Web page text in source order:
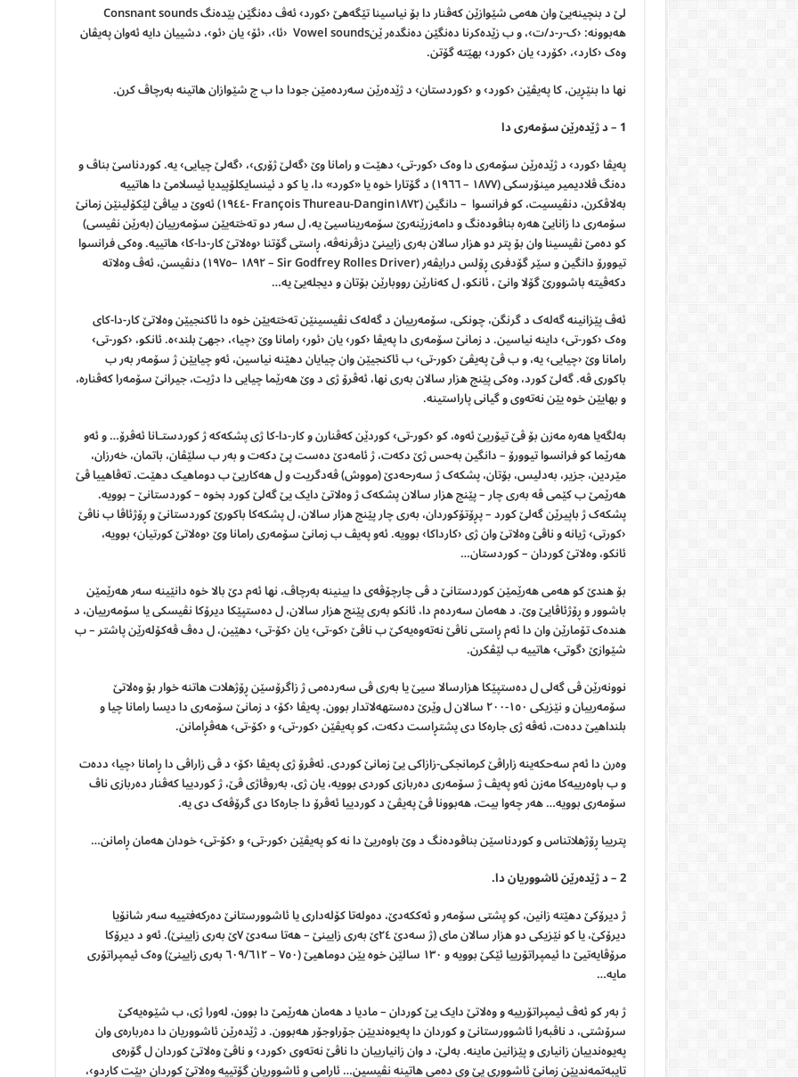
لێ د بنچینەیێ وان هەمی شێوازێن کەڤنار دا بۆ نیاسینا تێگەهێ ‹کورد› ئەڤ دەنگێن بێدەنگ Consnant sounds
هەبوونە: ‹ک-ر-د/ت›، و ب زێدەکرنا دەنگێن دەنگدەر ێنVowel sounds ‹ئا›، ‹ئۆ› یان ‹ئو›، دشییان دایە ئەوان پەیڤان
وەک ‹کارد›، ‹کۆرد› یان ‹کورد› بهێتە گۆتن.
نها دا بنێڕین، کا پەیڤێن ‹کورد› و ‹کوردستان› د ژێدەرێن سەردەمێن جودا دا ب چ شێوازان هاتینە بەرچاڤ کرن.
1 – دژێدەرێنسۆمەریدا
پەیڤا ‹کورد› د ژێدەرێن سۆمەری دا وەک ‹کور-تی› دهێت و رامانا وێ ‹گەلێ ژۆری›، ‹گەلێ چیایی› یە. کوردناسێ بناڤ و
دەنگ ڤلادیمیر مینۆرسکی (١٨٧٧ – ١٩٦٦) د گۆتارا خوە یا «کورد» دا، یا کو د ئینسایکلۆپیدیا ئیسلامێ دا هاتییە
بەلاڤکرن، دنڤیسیت، کو فرانسوا – دانگین (François Thureau-Dangin١٨٧٢ -١٩٤٤) ئەوێ د بیاڤێ لێکۆلینێن زمانێ
سۆمەری دا زانایێ هەرە بناڤودەنگ و دامەزرێنەرێ سۆمەریناسیێ یە، ل سەر دو تەختەیێن سۆمەرییان (بەرێن نڤیسی)
کو دەمێ نڤیسینا وان بۆ پتر دو هزار سالان بەری زایینێ دزڤرنەڤە، ڕاستی گۆتنا ‹وەلاتێ کار-دا-کا› هاتییە. وەکى فرانسوا
تیوورۆ دانگین و سێر گۆدفری ڕۆلس درایڤەر (Sir Godfrey Rolles Driver – ١٨٩٢ –١٩٧٥) دنڤیسن، ئەڤ وەلاتە
دکەڤیتە باشوورێ گۆلا وانێ ، ئانکو، ل کەنارێن رووبارێن بۆتان و دیجلەیێ یە…
ئەڤ پێزانینە گەلەک د گرنگن، چونکی، سۆمەرییان د گەلەک نڤیسینێن تەختەیێن خوە دا ئاکنجیێن وەلاتێ کار-دا-کای
وەک ‹کور-تی› داینە نیاسین. د زمانێ سۆمەری دا پەیڤا ‹کور› یان ‹ئور› رامانا وێ ‹چیا›، ‹جهێ بلند›ە. ئانکو، ‹کور-تی›
رامانا وێ ‹چیایی› یە، و ب ڤێ پەیڤێ ‹کور-تی› ب ئاکنجیێن وان چیایان دهێنە نیاسین، ئەو چیایێن ژ سۆمەر بەر ب
باکوری ڤە. گەلێ کورد، وەکی پێنج هزار سالان بەری نها، ئەڤرۆ ژی د وێ هەرێما چیایی دا دژیت، جیرانێ سۆمەرا کەڤنارە،
و بهایێن خوە یێن نەتەوی و گیانی پاراستینە.
بەلگەیا هەرە مەزن بۆ ڤێ تیۆریێ ئەوە، کو ‹کور-تی› کوردێن کەڤنارن و کار-دا-کا ژی پشکەکە ژ کوردستـانا ئەڤرۆ… و ئەو
هەرێما کو فرانسوا تیوورۆ – دانگین بەحس ژێ دکەت، ژ ئامەدێ دەست پێ دکەت و بەر ب سلێڤان، باتمان، خەرزان،
مێردین، جزیر، بەدلیس، بۆتان، پشکەک ژ سەرحەدێ (مووش) ڤەدگریت و ل هەکاریێ ب دوماهیک دهێت. تەڤاهییا ڤێ
هەرێمێ ب کێمی ڤە بەری چار – پێنج هزار سالان پشکەک ژ وەلاتێ دایک یێ گەلێ کورد بخوە – کوردستانێ – بوویە.
پشکەک ژ باپیرێن گەلێ کورد – پڕۆتۆکوردان، بەری چار پێنج هزار سالان، ل پشکەکا باکورێ کوردستانێ و ڕۆژئاڤا ب ناڤێ
‹کورتی› ژیانە و ناڤێ وەلاتێ وان ژی ‹کارداکا› بوویە. ئەو پەیڤ ب زمانێ سۆمەری رامانا وێ ‹وەلاتێ کورتیان› بوویە،
ئانکو، وەلاتێ کوردان – کوردستان…
بۆ هندێ کو هەمی هەرێمێن کوردستانێ د ڤی چارچۆڤەی دا بینینە بەرچاڤ، نها ئەم دێ بالا خوە دانێینە سەر هەرێمێن
باشوور و ڕۆژئاڤایێ وێ. د هەمان سەردەم دا، ئانکو بەری پێنج هزار سالان، ل دەستپێکا دیرۆکا نڤیسکی یا سۆمەرییان، د
هندەک تۆمارێن وان دا ئەم ڕاستی ناڤێ نەتەوەیەکێ ب ناڤێ ‹کو-تی› یان ‹کۆ-تی› دهێین، ل دەڤ ڤەکۆلەرێن پاشتر – ب
شێوازێ ‹گوتی› هاتییە ب لێڤکرن.
نوونەرێن ڤی گەلی ل دەستپێکا هزارسالا سیێ یا بەری ڤی سەردەمی ژ زاگرۆسێن ڕۆژهلات هاتنە خوار بۆ وەلاتێ
سۆمەرییان و نێزیکی ١٥٠-٢٠٠ سالان ل وێرێ دەستهەلاتدار بوون. پەیڤا ‹کۆ› د زمانێ سۆمەری دا دیسا رامانا چیا و
بلنداهیێ ددەت، ئەڤە ژی جارەکا دی پشتڕاست دکەت، کو پەیڤێن ‹کور-تی› و ‹کۆ-تی› هەڤڕامانن.
وەرن دا ئەم سەحکەینە زاراڤێ کرمانجکی-زازاکی یێ زمانێ کوردی. ئەڤرۆ ژی پەیڤا ‹کۆ› د ڤی زاراڤی دا ڕامانا ‹چیا› ددەت
و ب باوەرییەکا مەزن ئەو پەیڤ ژ سۆمەری دەربازی کوردی بوویە، یان ژی، بەروڤاژی ڤێ، ژ کوردییا کەڤنار دەربازی ناڤ
سۆمەری بوویە… هەر چەوا بیت، هەبوونا ڤێ پەیڤێ د کوردییا ئەڤرۆ دا جارەکا دی گرۆڤەک دی یە.
پترییا ڕۆژهلاتناس و کوردناسێن بناڤودەنگ د وێ باوەریێ دا نە کو پەیڤێن ‹کور-تی› و ‹کۆ-تی› خودان هەمان ڕامانن…
2 – دژێدەرێنئاشووریاندا.
ژ دیرۆکێ دهێتە زانین، کو پشتی سۆمەر و ئەککەدێ، دەولەتا کۆلەداری یا ئاشوورستانێ دەرکەفتییە سەر شانۆیا
دیرۆکێ، یا کو نێزیکی دو هزار سالان مای (ژ سەدێ ٢٤ێ بەری زایینێ – هەتا سەدێ ٧ێ بەری زایینێ). ئەو د دیرۆکا
مرۆڤایەتیێ دا ئیمپراتۆرییا ئێکێ بوویە و ١٣٠ سالێن خوە یێن دوماهیێ (٧٥٠ – ٦٠٩/٦١٢ بەری زایینێ) وەک ئیمپراتۆری
مایە…
ژ بەر کو ئەڤ ئیمپراتۆرییە و وەلاتێ دایک یێ کوردان – مادیا د هەمان هەرێمێ دا بوون، لەورا ژی، ب شێوەیەکێ
سرۆشتی، د ناڤبەرا ئاشوورستانێ و کوردان دا پەیوەندیێن جۆراوجۆر هەبوون. د ژێدەرێن ئاشووریان دا دەربارەی وان
پەیوەندییان زانیاری و پێزانین ماینە. بەلێ، د وان زانیارییان دا ناڤێ نەتەوی ‹کورد› و ناڤێ وەلاتێ کوردان ل گۆرەی
تایبەتمەندیێن زمانێ ئاشووری یێ وی دەمی هاتینە نڤیسین… ئارامی و ئاشووریان گۆتییە وەلاتێ کوردان ‹بێت کاردو›،